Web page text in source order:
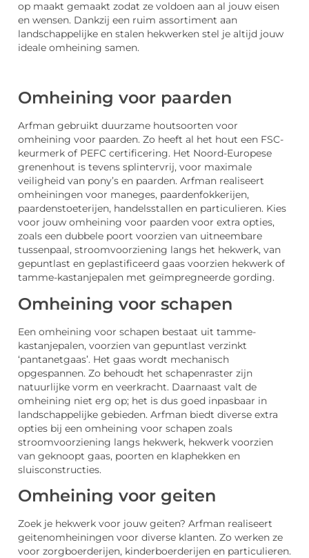
op maakt gemaakt zodat ze voldoen aan al jouw eisen
en wensen. Dankzij een ruim assortiment aan
landschappelijke en stalen hekwerken stel je altijd jouw
ideale omheining samen.
Omheining voor paarden
Arfman gebruikt duurzame houtsoorten voor
omheining voor paarden. Zo heeft al het hout een FSC-
keurmerk of PEFC certificering. Het Noord-Europese
grenenhout is tevens splintervrij, voor maximale
veiligheid van pony’s en paarden. Arfman realiseert
omheiningen voor maneges, paardenfokkerijen,
paardenstoeterijen, handelsstallen en particulieren. Kies
voor jouw omheining voor paarden voor extra opties,
zoals een dubbele poort voorzien van uitneembare
tussenpaal, stroomvoorziening langs het hekwerk, van
gepuntlast en geplastificeerd gaas voorzien hekwerk of
tamme-kastanjepalen met geïmpregneerde gording.
Omheining voor schapen
Een omheining voor schapen bestaat uit tamme-
kastanjepalen, voorzien van gepuntlast verzinkt
‘pantanetgaas’. Het gaas wordt mechanisch
opgespannen. Zo behoudt het schapenraster zijn
natuurlijke vorm en veerkracht. Daarnaast valt de
omheining niet erg op; het is dus goed inpasbaar in
landschappelijke gebieden. Arfman biedt diverse extra
opties bij een omheining voor schapen zoals
stroomvoorziening langs hekwerk, hekwerk voorzien
van geknoopt gaas, poorten en klaphekken en
sluisconstructies.
Omheining voor geiten
Zoek je hekwerk voor jouw geiten? Arfman realiseert
geitenomheiningen voor diverse klanten. Zo werken ze
voor zorgboerderijen, kinderboerderijen en particulieren.